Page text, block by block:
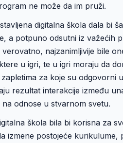
ne može da im pruži.
digitalna škola dala bi
a potpuno odsutni iz važećih
najzanimljivije bile
u igri, te u igri moraju da
za koje su odgovorni
rezultat interakcije između
odnose u stvarnom svetu.
škola bila bi korisna za
izmene postojeće